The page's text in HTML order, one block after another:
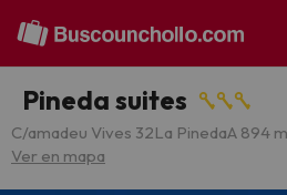
Pineda suites
C/amadeu Vives 32La PinedaA 894
Ver en mapa